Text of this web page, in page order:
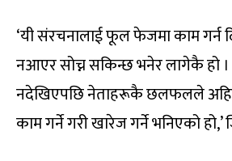
‘यी संरचनालाई फूल फेजमा काम गर्न
नआएर सोच्न सकिन्छ भनेर लागेकै हो
नदेखिएपछि नेताहरूकै छलफलले
काम गर्ने गरी खारेज गर्ने भनिएको